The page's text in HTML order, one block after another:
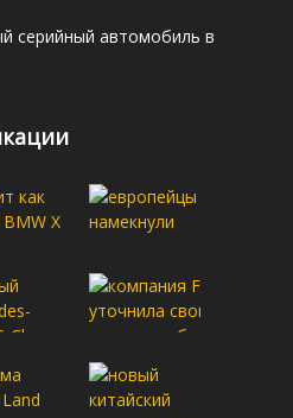
серийный автомобиль в